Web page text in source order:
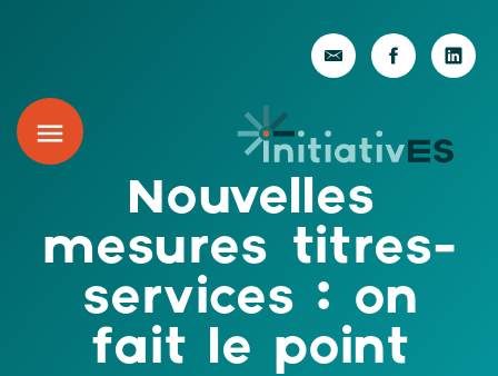
Nouvelles
mesures titres-
services : on
fait le point